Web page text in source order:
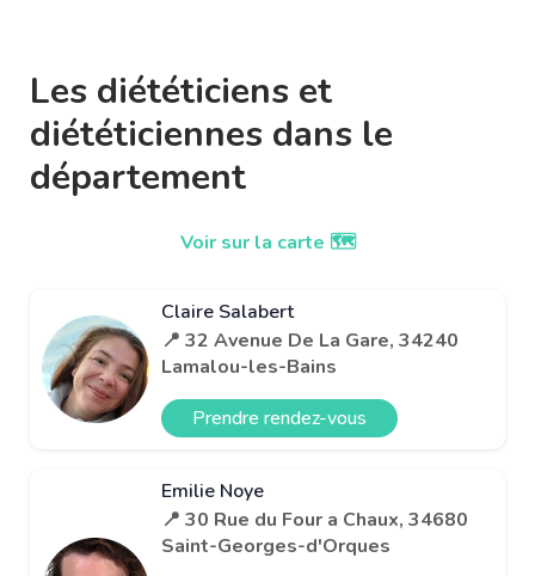
Les diététiciens et
diététiciennes dans le
département
Voir sur la carte 🗺️
Claire Salabert
📍 32 Avenue De La Gare, 34240
Lamalou-les-Bains
Prendre rendez-vous
Emilie Noye
📍 30 Rue du Four a Chaux, 34680
Saint-Georges-d'Orques